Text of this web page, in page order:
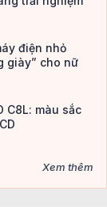
điện nhỏ
giày” cho nữ
C8L: màu sắc
Xem thêm